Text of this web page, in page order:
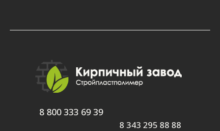
8 800 333 69 39
8 343 295 88 88